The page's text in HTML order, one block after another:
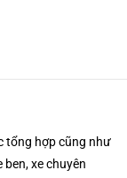
tổng hợp cũng như
ben, xe chuyên